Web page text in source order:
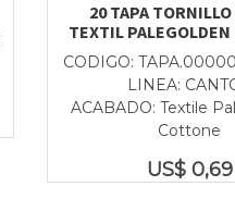
20 TAPA TORNILLO
TEXTIL
CODIGO:
LINEA:
ACABADO: Textile
Cottone
US$ 0,69